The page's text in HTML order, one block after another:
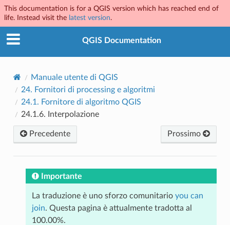
This documentation is for a QGIS version which has reached end of
life. Instead visit the latest version.
QGIS Documentation
Manuale utente di QGIS
24. Fornitori di processing e algoritmi
24.1. Fornitore di algoritmo QGIS
24.1.6.
Interpolazione
Precedente Prossimo
Importante
La traduzione è uno sforzo comunitario you can
join. Questa pagina è attualmente tradotta al
100.00%.